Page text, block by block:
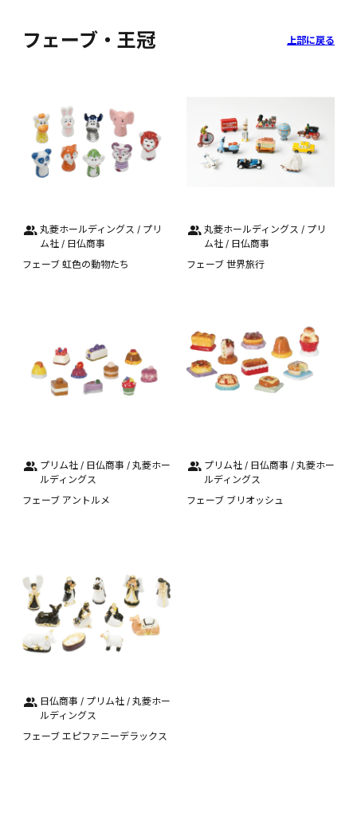
フェーブ・王冠 上部に戻る
丸菱ホールディングス / プリ
ム社 / 日仏商事
フェーブ 虹色の動物たち
丸菱ホールディングス / プリ
ム社 / 日仏商事
フェーブ 世界旅行
プリム社 / 日仏商事 / 丸菱ホー
ルディングス
フェーブ アントルメ
プリム社 / 日仏商事 / 丸菱ホー
ルディングス
フェーブ ブリオッシュ
日仏商事 / プリム社 / 丸菱ホー
ルディングス
フェーブ エピファニーデラックス